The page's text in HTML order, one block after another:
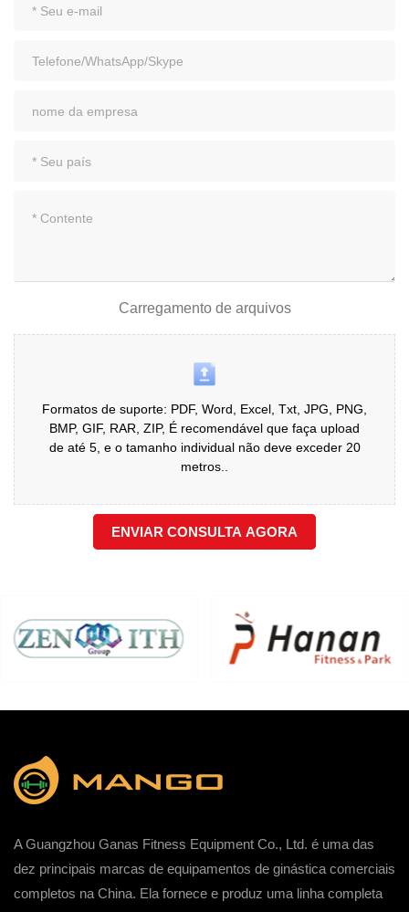
Carregamento de arquivos
Formatos de suporte: PDF, Word, Excel, Txt, JPG, PNG,
BMP, GIF, RAR, ZIP, É recomendável que faça upload
de até 5, e o tamanho individual não deve exceder 20
metros..
ENVIAR CONSULTA AGORA
A Guangzhou Ganas Fitness Equipment Co., Ltd. é uma das
dez principais marcas de equipamentos de ginástica comerciais
completos na China. Ela fornece e produz uma linha completa